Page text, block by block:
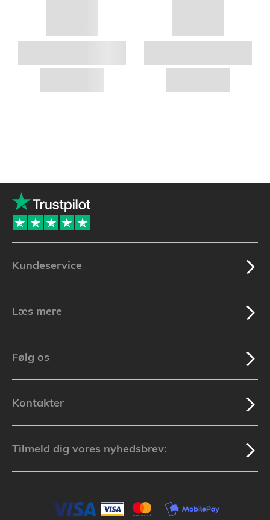
Kundeservice
Læs mere
Følg os
Kontakter
Tilmeld dig vores nyhedsbrev: